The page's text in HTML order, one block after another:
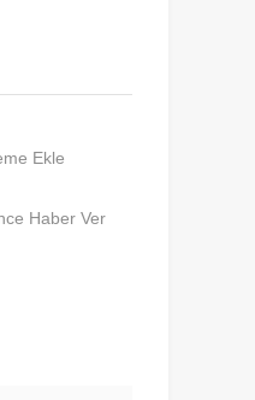
Ekle
Haber Ver